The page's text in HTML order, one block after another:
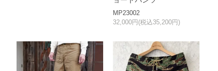
MP23002
32,000円(税込35,200円)